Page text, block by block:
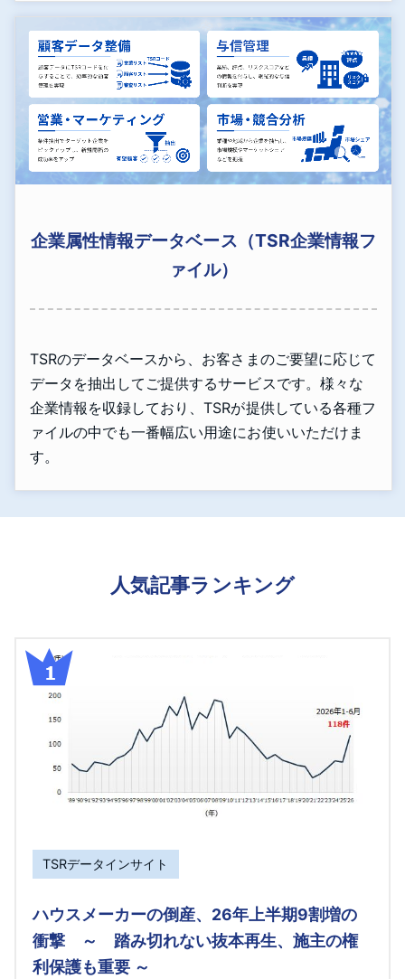
企業属性情報データベース（TSR企業情報フ
ァイル）
TSRのデータベースから、お客さまのご要望に応じて
データを抽出してご提供するサービスです。様々な
企業情報を収録しており、TSRが提供している各種フ
ァイルの中でも一番幅広い用途にお使いいただけま
す。
人気記事ランキング
TSRデータインサイト
ハウスメーカーの倒産、26年上半期9割増の
衝撃 ～ 踏み切れない抜本再生、施主の権
利保護も重要 ～